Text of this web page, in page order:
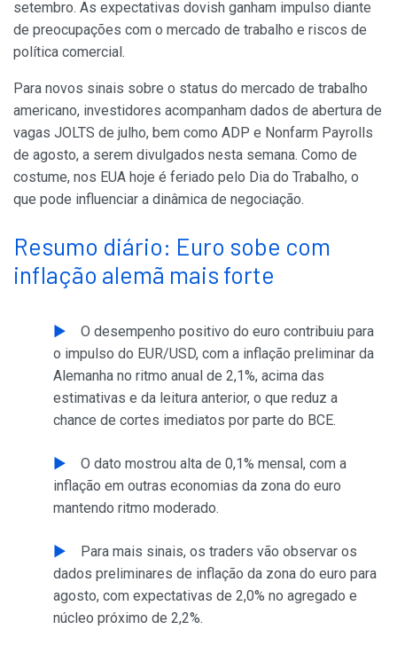
setembro. As expectativas dovish ganham impulso diante
de preocupações com o mercado de trabalho e riscos de
política comercial.
Para novos sinais sobre o status do mercado de trabalho
americano, investidores acompanham dados de abertura de
vagas JOLTS de julho, bem como ADP e Nonfarm Payrolls
de agosto, a serem divulgados nesta semana. Como de
costume, nos EUA hoje é feriado pelo Dia do Trabalho, o
que pode influenciar a dinâmica de negociação.
Resumo diário: Euro sobe com
inflação alemã mais forte
O desempenho positivo do euro contribuiu para
o impulso do EUR/USD, com a inflação preliminar da
Alemanha no ritmo anual de 2,1%, acima das
estimativas e da leitura anterior, o que reduz a
chance de cortes imediatos por parte do BCE.
O dato mostrou alta de 0,1% mensal, com a
inflação em outras economias da zona do euro
mantendo ritmo moderado.
Para mais sinais, os traders vão observar os
dados preliminares de inflação da zona do euro para
agosto, com expectativas de 2,0% no agregado e
núcleo próximo de 2,2%.